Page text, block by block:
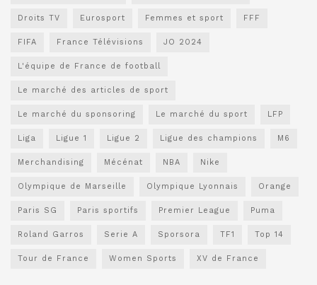
Droits TV Eurosport Femmes et sport FFF
FIFA France Télévisions JO 2024
L'équipe de France de football
Le marché des articles de sport
Le marché du sponsoring Le marché du sport LFP
Liga Ligue 1 Ligue 2 Ligue des champions M6
Merchandising Mécénat NBA Nike
Olympique de Marseille Olympique Lyonnais Orange
Paris SG Paris sportifs Premier League Puma
Roland Garros Serie A Sporsora TF1 Top 14
Tour de France Women Sports XV de France